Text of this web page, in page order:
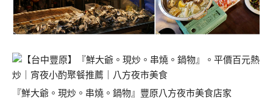
『鮮大爺。現炒。串燒。鍋物』豐原八方夜市美食店家